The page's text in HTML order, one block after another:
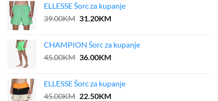
ELLESSE Šorc za kupanje
39.00KM Original
39.00KM.
31.20KMCurrent
31.20KM.
CHAMPION Šorc za kupanje
45.00KM Original
45.00KM.
36.00KMCurrent
36.00KM.
ELLESSE Šorc za kupanje
45.00KM Original
22.50KMCurrent